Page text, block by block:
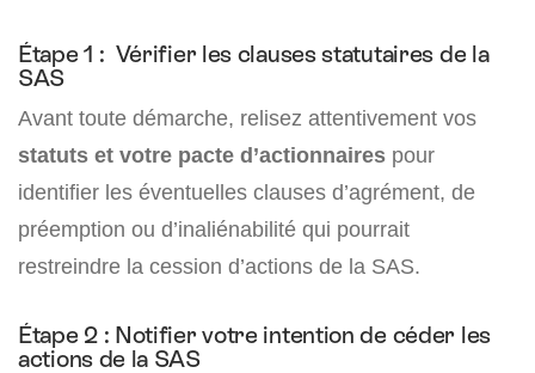
Étape 1 : Vérifier les clauses statutaires de la
SAS
Avant toute démarche, relisez attentivement vos
statuts et votre pacte d’actionnaires pour
identifier les éventuelles clauses d’agrément, de
préemption ou d’inaliénabilité qui pourrait
restreindre la cession d’actions de la SAS.
Étape 2 : Notifier votre intention de céder les
actions de la SAS